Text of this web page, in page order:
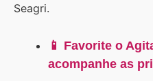
Seagri.
📱 Favorite o
acompanhe as